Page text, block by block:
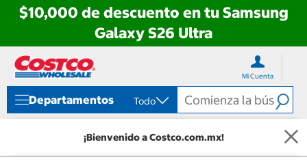
$10,000 de descuento en tu Samsung
Galaxy S26 Ultra
directo
contenido
directo
menú
navegación
Mi Cuenta
Departamentos Todo
¡Bienvenido a Costco.com.mx!